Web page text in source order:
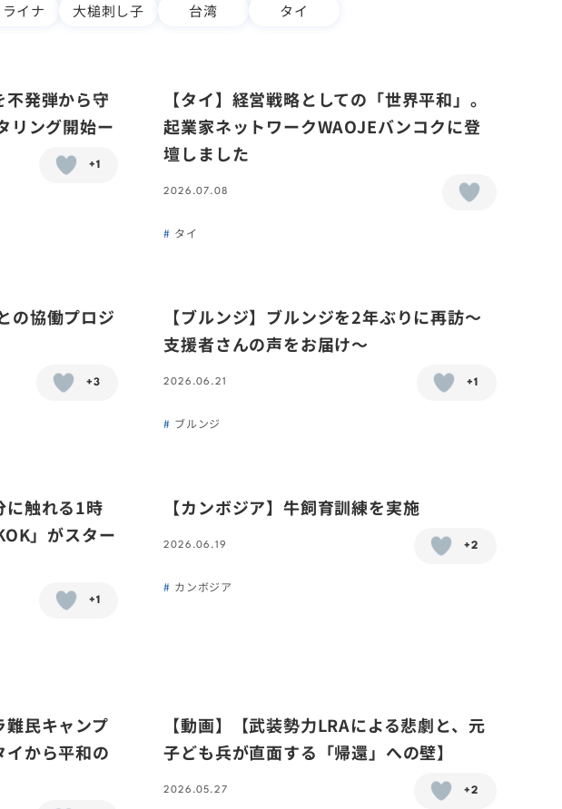
イナ 大槌刺し子 台湾 タイ
不発弾から守
リング開始ー
+1
【タイ】経営戦略としての「世界平和」。
起業家ネットワークWAOJEバンコクに登
壇しました
2026.07.08
タイ
の協働プロジ
+3
【ブルンジ】ブルンジを2年ぶりに再訪〜
支援者さんの声をお届け〜
2026.06.21 +1
ブルンジ
に触れる1時
」がスター
+1
【カンボジア】牛飼育訓練を実施
2026.06.19 +2
カンボジア
難民キャンプ
イから平和の
【動画】【武装勢力LRAによる悲劇と、元
子ども兵が直面する「帰還」への壁】
2026.05.27 +2